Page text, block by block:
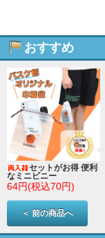
おすすめ
セットがお得 便利
なミニビニー
64円(税込70円)
＜ 前の商品へ